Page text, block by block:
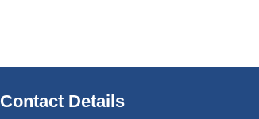
Contact Details